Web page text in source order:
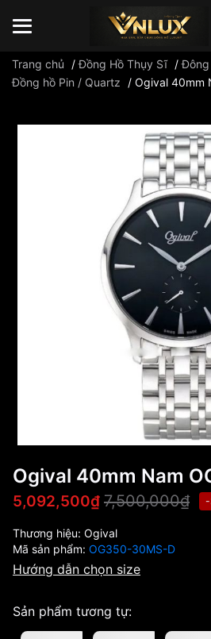
Trang chủ /Đồng Hồ Thụy Sĩ /Đông
Đồng hồ Pin / Quartz
/ Ogival 40mm
Ogival 40mm Nam
5,092,500₫ 7,500,000₫ -
Thương hiệu: Ogival
Mã sản phẩm: OG350-30MS-D
Hướng dẫn chọn size
Sản phẩm tương tự: